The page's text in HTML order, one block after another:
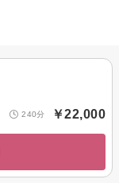
240分 ￥22,000